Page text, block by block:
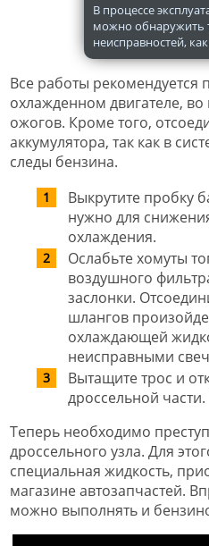
В процессе
можно обнаружить
неисправностей,
Все работы рекомендуется
охлажденном двигателе,
ожогов. Кроме того,
аккумулятора, так как в
следы бензина.
Выкрутите пробку
нужно для
охлаждения.
Ослабьте хомуты
воздушного
заслонки.
шлангов
охлаждающей
неисправными
Вытащите трос и
дроссельной части.
Теперь необходимо
дроссельного узла. Для
специальная жидкость,
магазине автозапчастей.
можно выполнять и